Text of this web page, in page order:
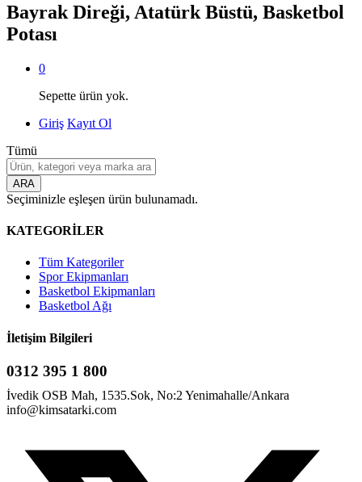
Bayrak Direği, Atatürk Büstü, Basketbol
Potası
0
Sepette ürün yok.
Giriş Kayıt Ol
Tümü
ARA
Seçiminizle eşleşen ürün bulunamadı.
KATEGORİLER
Tüm Kategoriler
Spor Ekipmanları
Basketbol Ekipmanları
Basketbol Ağı
İletişim Bilgileri
0312 395 1 800
İvedik OSB Mah, 1535.Sok, No:2 Yenimahalle/Ankara
info@kimsatarki.com